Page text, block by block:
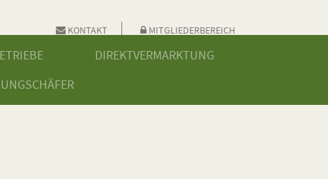
KONTAKT MITGLIEDERBEREICH
DIREKTVERMARKTUNG